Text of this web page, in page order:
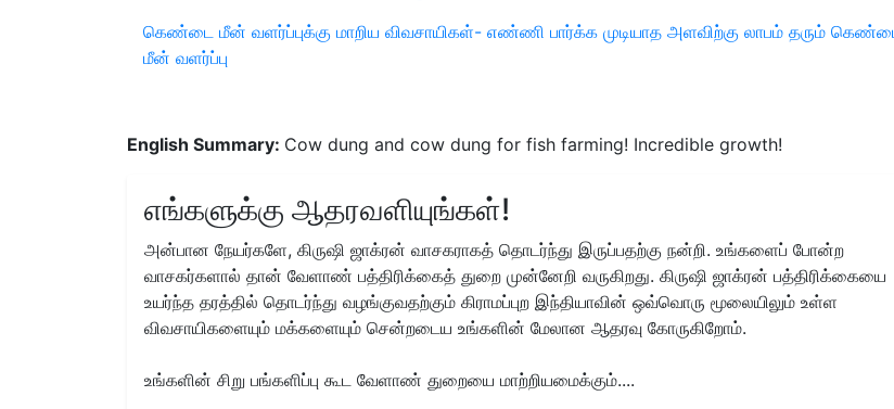
கெண்டை மீன் வளர்ப்புக்கு மாறிய விவசாயிகள்- எண்ணி பார்க்க முடியாத அளவிற்கு லாபம் தரும் கெண்டை
மீன் வளர்ப்பு
English Summary: Cow dung and cow dung for fish farming! Incredible growth!
எங்களுக்கு ஆதரவளியுங்கள்!
அன்பான நேயர்களே, கிருஷி ஜாக்ரன் வாசகராகத் தொடர்ந்து இருப்பதற்கு நன்றி. உங்களைப் போன்ற
வாசகர்களால் தான் வேளாண் பத்திரிக்கைத் துறை முன்னேறி வருகிறது. கிருஷி ஜாக்ரன் பத்திரிக்கையை
உயர்ந்த தரத்தில் தொடர்ந்து வழங்குவதற்கும் கிராமப்புற இந்தியாவின் ஒவ்வொரு மூலையிலும் உள்ள
விவசாயிகளையும் மக்களையும் சென்றடைய உங்களின் மேலான ஆதரவு கோருகிறோம்.
உங்களின் சிறு பங்களிப்பு கூட வேளாண் துறையை மாற்றியமைக்கும்....